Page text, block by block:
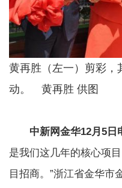
黄再胜（左一）剪彩，
动。 黄再胜 供图
中新网金华12月5日
是我们这几年的核心项
目招商。”浙江省金华市